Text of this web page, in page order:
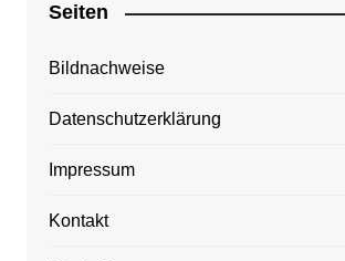
Seiten
Bildnachweise
Datenschutzerklärung
Impressum
Kontakt